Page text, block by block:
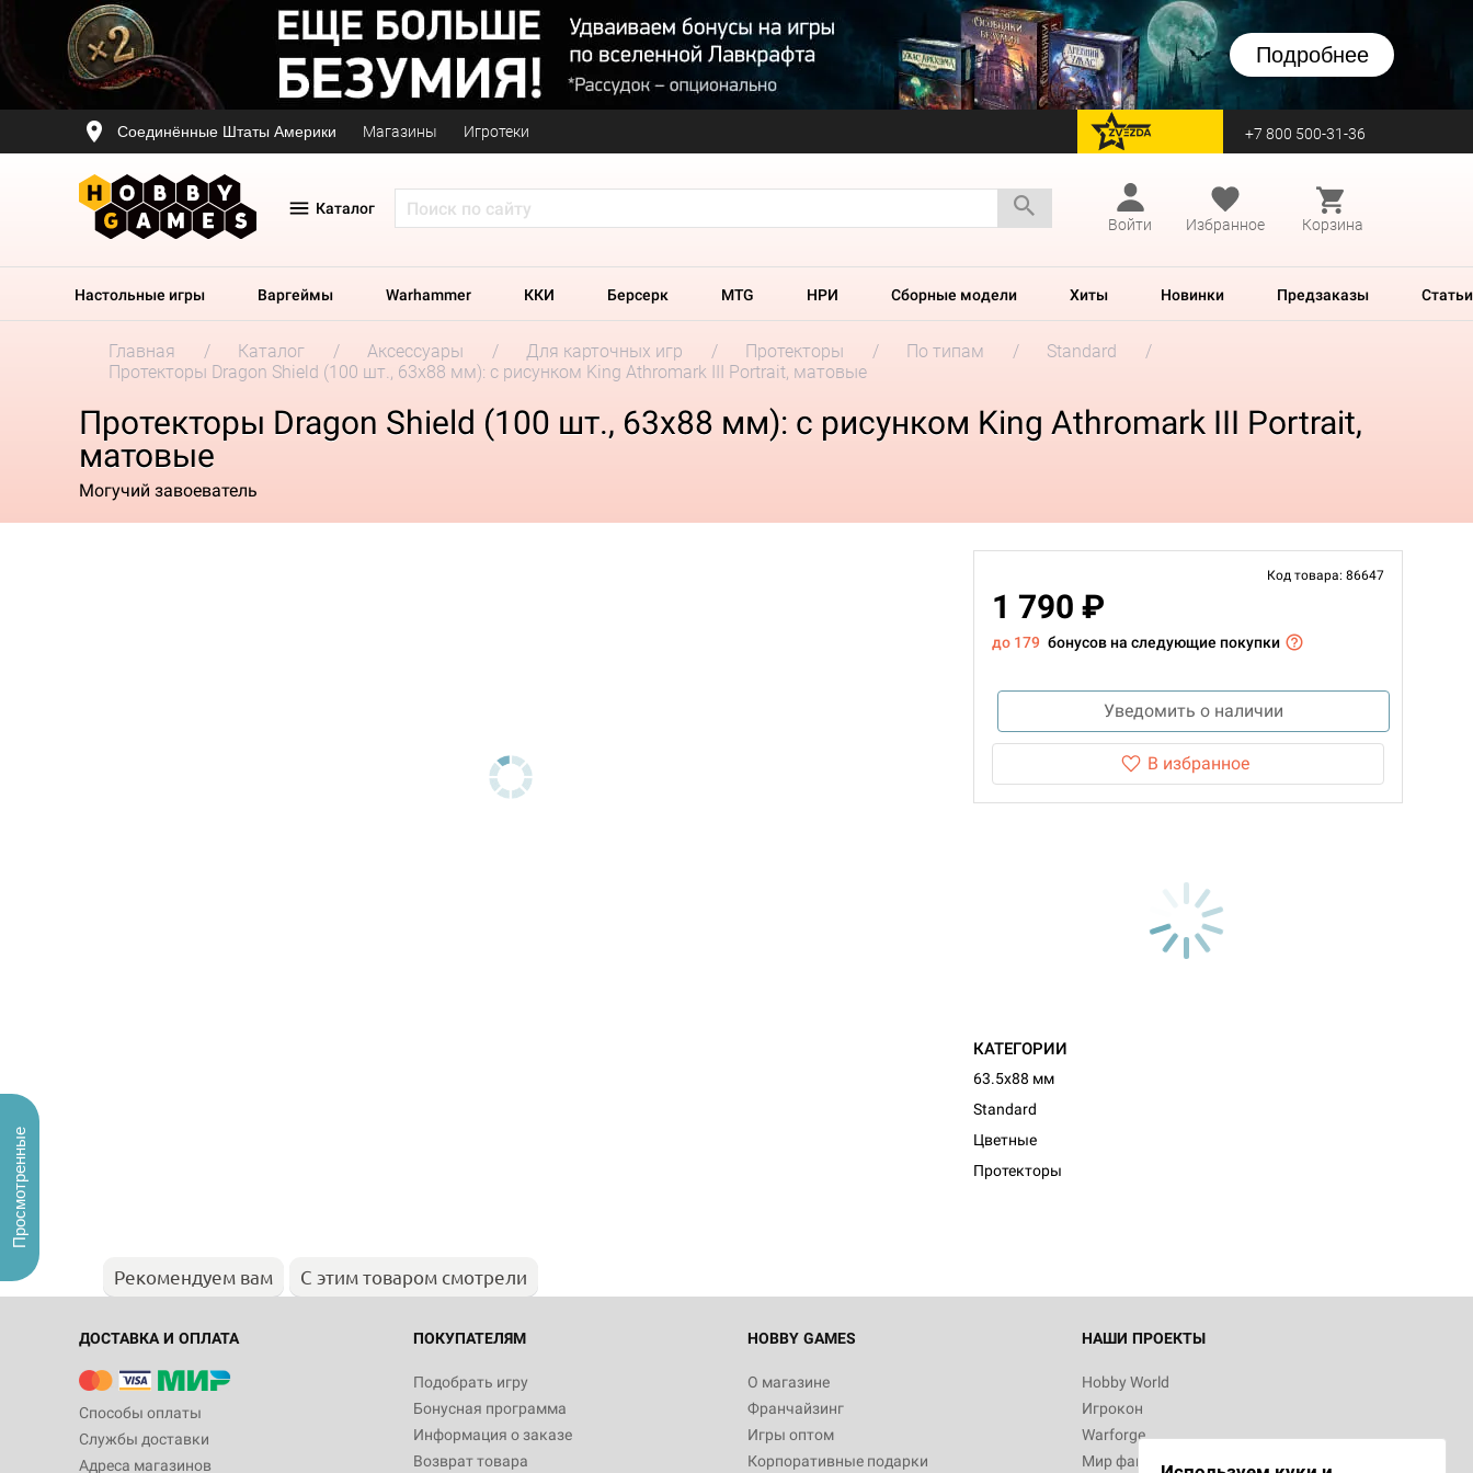
Подробнее
Соединённые Штаты Америки Магазины Игротеки перейти на Zvezda +7 800 500-31-36
Каталог
Войти
Избранное Корзина
Настольные игры Варгеймы Warhammer ККИ Берсерк MTG НРИ Сборные модели Хиты Новинки Предзаказы Статьи
Главная Каталог Аксессуары Для карточных игр Протекторы По типам
Standard
Протекторы Dragon Shield (100 шт., 63x88 мм): с рисунком King Athromark III Portrait, матовые
Протекторы Dragon Shield (100 шт., 63x88 мм): с рисунком King Athromark III Portrait,
матовые
Могучий завоеватель
Код товара: 86647
1 790 ₽
до 179 бонусов на следующие покупки
Уведомить о наличии
В избранное
КАТЕГОРИИ
63.5x88 мм
Standard
Цветные
Протекторы
Рекомендуем вам С этим товаром смотрели
ДОСТАВКА И ОПЛАТА
Способы оплаты
Службы доставки
Адреса магазинов
ПОКУПАТЕЛЯМ
Подобрать игру
Бонусная программа
Информация о заказе
Возврат товара
HOBBY GAMES
О магазине
Франчайзинг
Игры оптом
Корпоративные подарки
НАШИ ПРОЕКТЫ
Hobby World
Игрокон
Warforge
Мир фантастики
Просмотренные
Настольная игра Hobby World Журнал
"Мир фантастики. Спецвыпуск: Братья
империи: Боевая тревога
799
Настольная игра Hobby World Сумерки
империи. Четвёртая редакция: Грозовой
Рубеж